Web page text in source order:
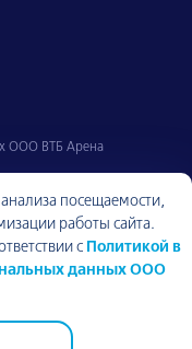
ООО ВТБ Арена
посещаемости,
работы сайта.
с Политикой в
данных ООО